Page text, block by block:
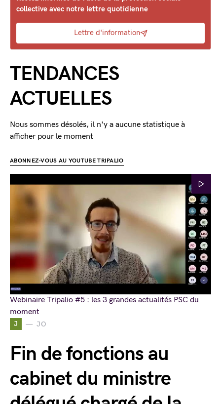
J JO
Fin de fonctions au
cabinet du ministre
collective avec notre lettre quotidienne
Lettre d'information
TENDANCES
ACTUELLES
Nous sommes désolés, il n'y a aucune statistique à
afficher pour le moment
ABONNEZ-VOUS AU YOUTUBE TRIPALIO
Webinaire Tripalio #5 : les 3 grandes actualités PSC du
moment